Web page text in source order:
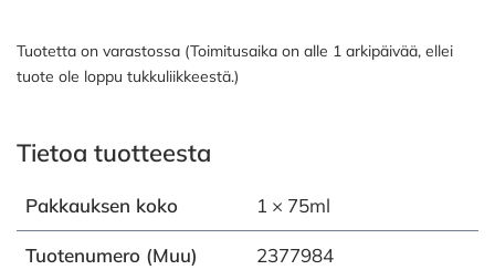
Tuotetta on varastossa (Toimitusaika on alle 1 arkipäivää, ellei
tuote ole loppu tukkuliikkeestä.)
Tietoa tuotteesta
Pakkauksen koko 1 × 75ml
Tuotenumero (Muu) 2377984